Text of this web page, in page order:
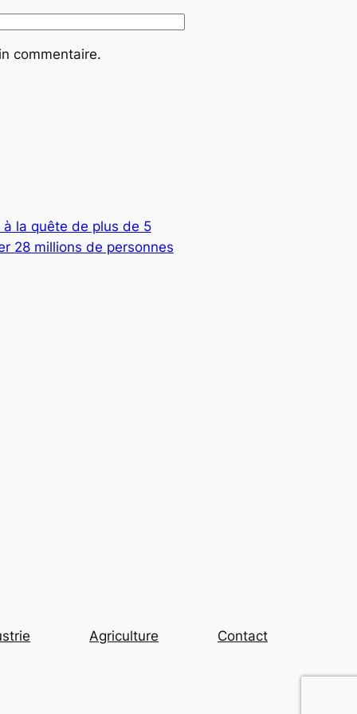
commentaire.
à la quête de plus de 5
28 millions de personnes
Agriculture Contact